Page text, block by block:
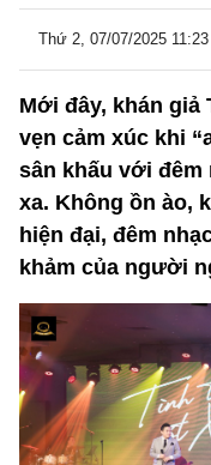
Thứ 2, 07/07/2025
Mới đây, khán giả
vẹn cảm xúc khi
sân khấu với đêm
xa. Không ồn ào,
hiện đại, đêm
khảm của người